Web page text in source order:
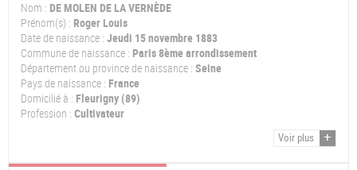
Nom : DE MOLEN DE LA VERNÈDE
Prénom(s) : Roger Louis
Date de naissance : Jeudi 15 novembre 1883
Commune de naissance : Paris 8ème arrondissement
Département ou province de naissance : Seine
Pays de naissance : France
Domicilié à : Fleurigny (89)
Profession : Cultivateur
Voir plus